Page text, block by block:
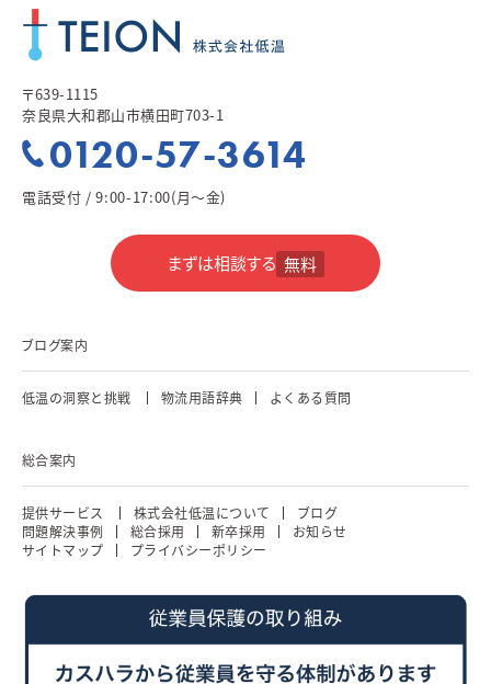
〒639-1115
奈良県大和郡山市横田町703-1
0120-57-3614
電話受付 / 9:00-17:00(月～金)
まずは相談する 無料
ブログ案内
低温の洞察と挑戦 物流用語辞典 よくある質問
総合案内
提供サービス 株式会社低温について
ブログ
問題解決事例
総合採用 新卒採用
お知らせ
サイトマップ
プライバシーポリシー